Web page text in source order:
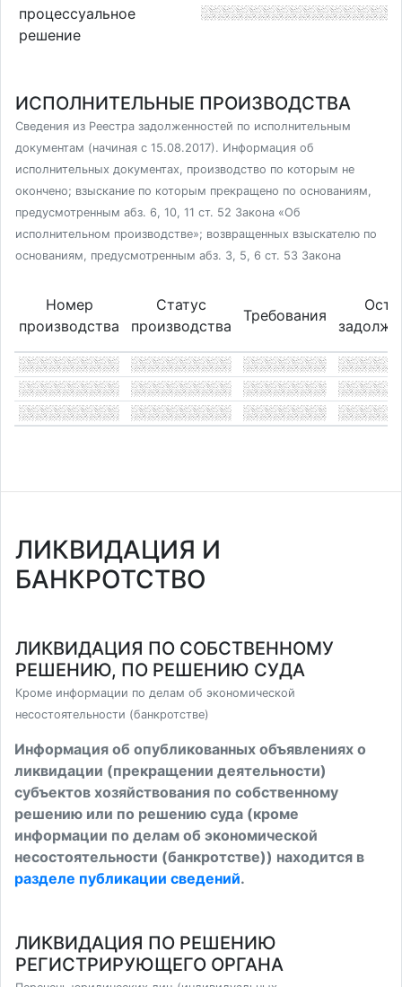
процессуальное
решение
ИСПОЛНИТЕЛЬНЫЕ ПРОИЗВОДСТВА
Сведения из Реестра задолженностей по исполнительным
документам (начиная с 15.08.2017). Информация об
исполнительных документах, производство по которым не
окончено; взыскание по которым прекращено по основаниям,
предусмотренным абз. 6, 10, 11 ст. 52 Закона «Об
исполнительном производстве»; возвращенных взыскателю по
основаниям, предусмотренным абз. 3, 5, 6 ст. 53 Закона
Номер
производства
Статус
производства
Требования
ЛИКВИДАЦИЯ И
БАНКРОТСТВО
ЛИКВИДАЦИЯ ПО СОБСТВЕННОМУ
РЕШЕНИЮ, ПО РЕШЕНИЮ СУДА
Кроме информации по делам об экономической
несостоятельности (банкротстве)
Информация об опубликованных объявлениях о
ликвидации (прекращении деятельности)
субъектов хозяйствования по собственному
решению или по решению суда (кроме
информации по делам об экономической
несостоятельности (банкротстве)) находится в
разделе публикации сведений.
ЛИКВИДАЦИЯ ПО РЕШЕНИЮ
РЕГИСТРИРУЮЩЕГО ОРГАНА